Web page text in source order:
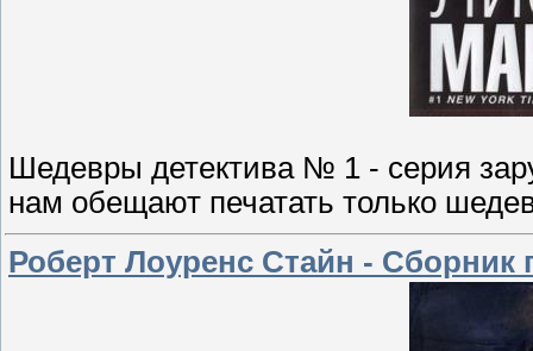
Шедевры детектива № 1 - серия
нам обещают печатать только
Роберт Лоуренс Стайн - Сборник